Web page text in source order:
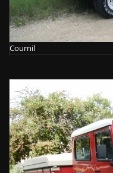
Cournil